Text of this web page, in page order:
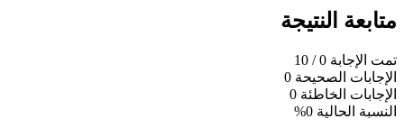
متابعة النتيجة
تمت الإجابة 0
/ 10
الإجابات الصحيحة 0
الإجابات الخاطئة 0
النسبة الحالية 0%